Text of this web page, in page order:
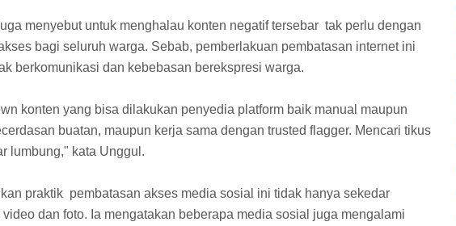
menyebut untuk menghalau konten negatif tersebar tak perlu dengan
bagi seluruh warga. Sebab, pemberlakuan pembatasan internet ini
berkomunikasi dan kebebasan berekspresi warga.
konten yang bisa dilakukan penyedia platform baik manual maupun
buatan, maupun kerja sama dengan trusted flagger. Mencari tikus
lumbung," kata Unggul.
praktik pembatasan akses media sosial ini tidak hanya sekedar
dan foto. Ia mengatakan beberapa media sosial juga mengalami